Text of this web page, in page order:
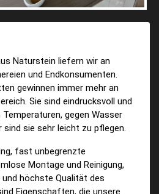
Naturstein liefern wir an
und Endkonsumenten.
gewinnen immer mehr an
Sie sind eindrucksvoll und
gegen Wasser
sind sie sehr leicht zu pflegen.
fast unbegrenzte
Montage und Reinigung,
höchste Qualität des
Eigenschaften, die unsere